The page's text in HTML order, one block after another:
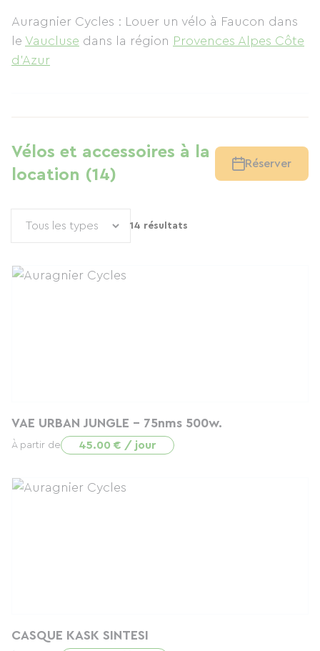
Auragnier Cycles : Louer un vélo à Faucon dans
le Vaucluse dans la région Provences Alpes Côte
d'Azur
Vélos et accessoires à la
location (14)
Réserver
14 résultats
VAE URBAN JUNGLE - 75nms 500w.
À partir de 45.00 € / jour
CASQUE KASK SINTESI